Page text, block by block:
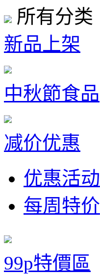
所有分类
新品上架
中秋節食品
减价优惠
优惠活动
每周特价
99p特價區